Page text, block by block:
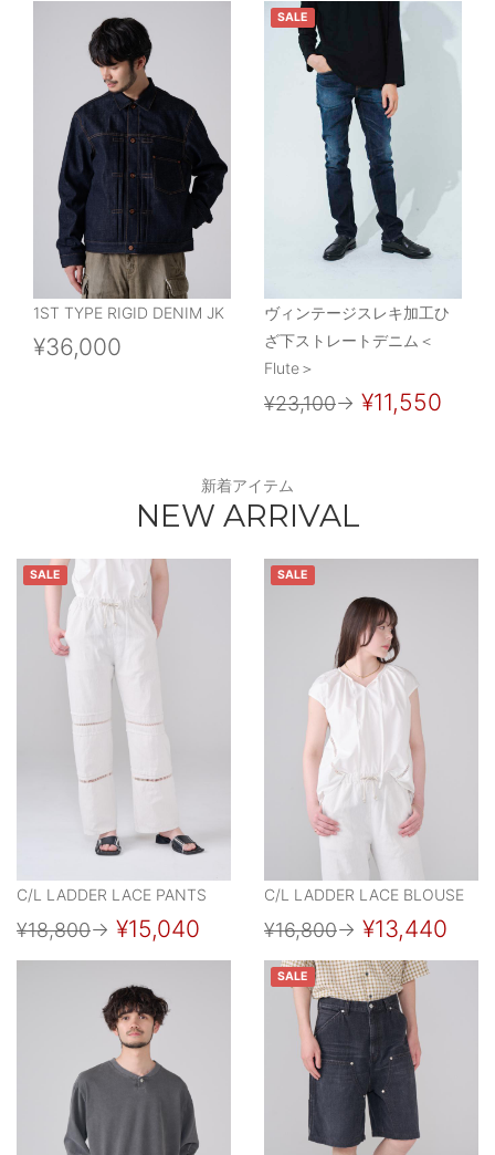
1ST TYPE RIGID DENIM JK
¥36,000
SALE
ヴィンテージスレキ加工ひ
ざ下ストレートデニム＜
Flute＞
¥23,100→ ¥11,550
新着アイテム
NEW ARRIVAL
SALE
C/L LADDER LACE PANTS
¥18,800→ ¥15,040
SALE
C/L LADDER LACE BLOUSE
¥16,800→ ¥13,440
SALE